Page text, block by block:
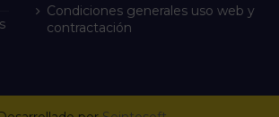
Condiciones generales uso web y
contractación